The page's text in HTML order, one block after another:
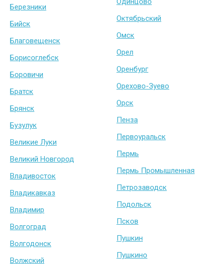
Березники
Бийск
Благовещенск
Борисоглебск
Боровичи
Братск
Брянск
Бузулук
Великие Луки
Великий Новгород
Владивосток
Владикавказ
Владимир
Волгоград
Волгодонск
Волжский
Октябрьский
Омск
Орел
Оренбург
Орехово-Зуево
Орск
Пенза
Первоуральск
Пермь
Пермь Промышленная
Петрозаводск
Подольск
Псков
Пушкин
Пушкино